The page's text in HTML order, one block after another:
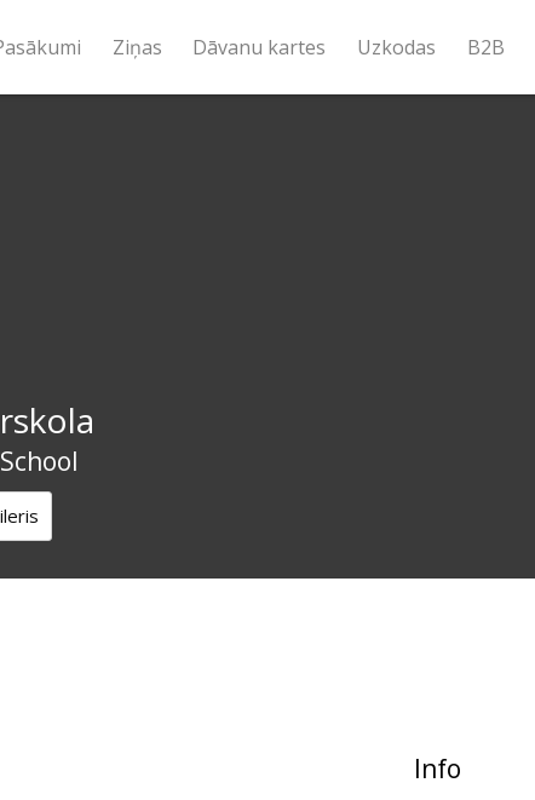
Ziņas Dāvanu kartes Uzkodas B2B
Info